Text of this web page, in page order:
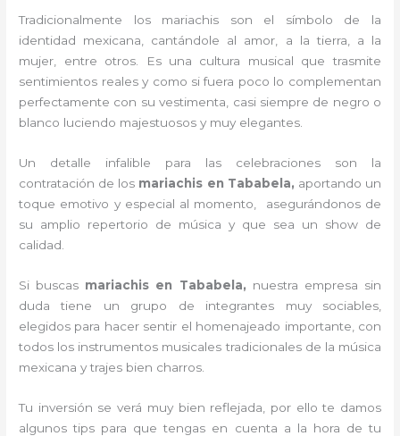
Tradicionalmente los mariachis son el símbolo de la
identidad mexicana, cantándole al amor, a la tierra, a la
mujer, entre otros. Es una cultura musical que trasmite
sentimientos reales y como si fuera poco lo complementan
perfectamente con su vestimenta, casi siempre de negro o
blanco luciendo majestuosos y muy elegantes.
Un detalle infalible para las celebraciones son la
contratación de los mariachis en Tababela, aportando un
toque emotivo y especial al momento, asegurándonos de
su amplio repertorio de música y que sea un show de
calidad.
Si buscas mariachis en Tababela, nuestra empresa sin
duda tiene un grupo de integrantes muy sociables,
elegidos para hacer sentir el homenajeado importante, con
todos los instrumentos musicales tradicionales de la música
mexicana y trajes bien charros.
Tu inversión se verá muy bien reflejada, por ello te damos
algunos tips para que tengas en cuenta a la hora de tu